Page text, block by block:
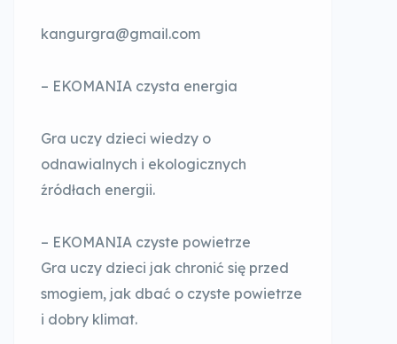
kangurgra@gmail.com
– EKOMANIA czysta energia
Gra uczy dzieci wiedzy o
odnawialnych i ekologicznych
źródłach energii.
– EKOMANIA czyste powietrze
Gra uczy dzieci jak chronić się przed
smogiem, jak dbać o czyste powietrze
i dobry klimat.